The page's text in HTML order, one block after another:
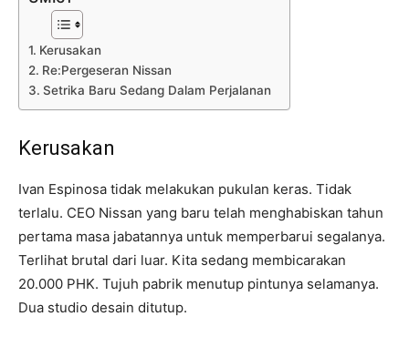
Kerusakan
Re:Pergeseran Nissan
Setrika Baru Sedang Dalam Perjalanan
Kerusakan
Ivan Espinosa tidak melakukan pukulan keras. Tidak
terlalu. CEO Nissan yang baru telah menghabiskan tahun
pertama masa jabatannya untuk memperbarui segalanya.
Terlihat brutal dari luar. Kita sedang membicarakan
20.000 PHK. Tujuh pabrik menutup pintunya selamanya.
Dua studio desain ditutup.